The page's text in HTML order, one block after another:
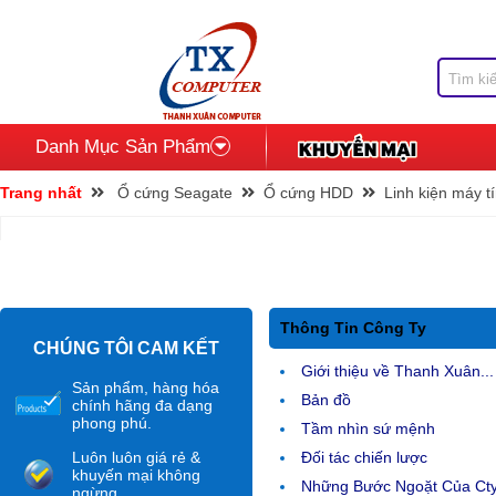
Danh Mục Sản Phẩm
Trang nhất Ổ cứng Seagate Ổ cứng HDD Linh kiện máy
CHÚNG TÔI CAM KẾT
Sản phẩm, hàng hóa
chính hãng đa dạng
phong phú.
Luôn luôn giá rẻ &
khuyến mại không
Thông Tin Công Ty
Giới thiệu về Thanh Xuân...
Bản đồ
Tầm nhìn sứ mệnh
Đối tác chiến lược
Những Bước Ngoặt Của